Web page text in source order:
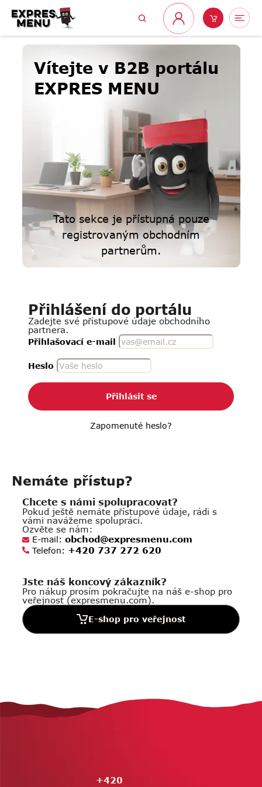
obsah
Hledat
Přihlášení
Nákupní
košík
Vítejte v B2B portálu
EXPRES MENU
Tato sekce je přístupná pouze
registrovaným obchodním
partnerům.
Přihlášení do portálu
Zadejte své přístupové údaje obchodního
partnera.
Přihlašovací e-mail
Heslo
Přihlásit se
Zapomenuté heslo?
Nemáte přístup?
Chcete s námi spolupracovat?
Pokud ještě nemáte přístupové údaje, rádi s
vámi navážeme spolupráci.
Ozvěte se nám:
E-mail: obchod@expresmenu.com
Telefon: +420 737 272 620
Jste náš koncový zákazník?
Pro nákup prosím pokračujte na náš e-shop pro
veřejnost (expresmenu.com).
E-shop pro veřejnost
Z
á
+420